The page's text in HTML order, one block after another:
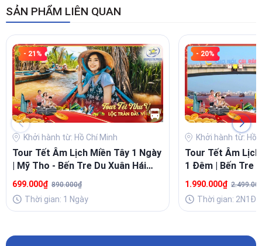
SẢN PHẨM LIÊN QUAN
- 21%
Khởi hành từ: Hồ Chí Minh
Tour Tết Âm Lịch Miền Tây 1 Ngày
| Mỹ Tho - Bến Tre Du Xuân Hái
Lộc Đầu Năm
699.000₫ 890.000₫
Thời gian: 1 Ngày
- 20%
Khởi hành từ: Hồ
Tour Tết Âm
1 Đêm | Bến Tre
1.990.000₫
Thời gian: 2N1Đ